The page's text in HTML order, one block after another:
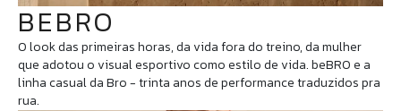
BEBRO
O look das primeiras horas, da vida fora do treino, da mulher
que adotou o visual esportivo como estilo de vida. beBRO e a
linha casual da Bro - trinta anos de performance traduzidos pra
rua.